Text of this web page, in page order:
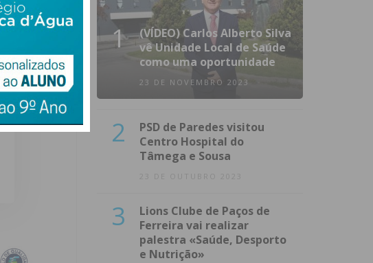
1
(VÍDEO) Carlos Alberto Silva
vê Unidade Local de Saúde
como uma oportunidade
23 DE NOVEMBRO 2023
2
PSD de Paredes visitou
Centro Hospital do
Tâmega e Sousa
23 DE OUTUBRO 2023
3
Lions Clube de Paços de
Ferreira vai realizar
palestra «Saúde, Desporto
e Nutrição»